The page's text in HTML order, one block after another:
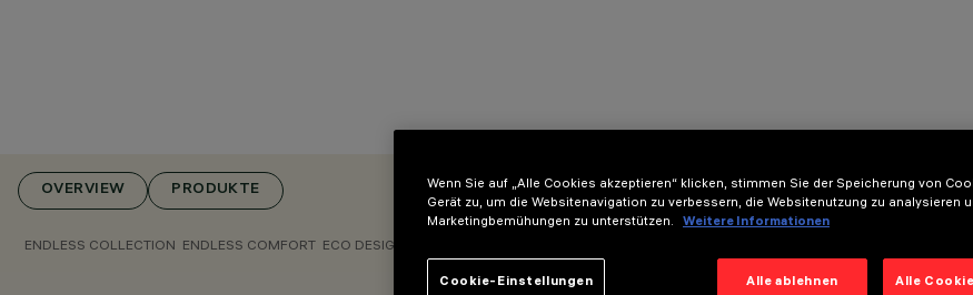
OVERVIEW PRODUKTE
ENDLESS COLLECTION ENDLESS COMFORT ECO DESIGN
Wenn Sie auf „Alle Cookies akzeptieren“ klicken, stimmen Sie der Speicherung von
Gerät zu, um die Websitenavigation zu verbessern, die Websitenutzung zu analysieren
Marketingbemühungen zu unterstützen.
Weitere Informationen
Alle ablehnen Alle
Cookie-Einstellungen